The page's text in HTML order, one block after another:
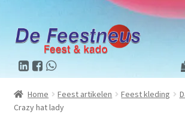
Home Feest artikelen Feest kleding
Crazy hat lady